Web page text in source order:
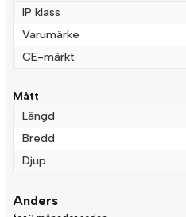
email
IP klass
Varumärke
CE-märkt
Mått
Längd
Bredd
Djup
Anders